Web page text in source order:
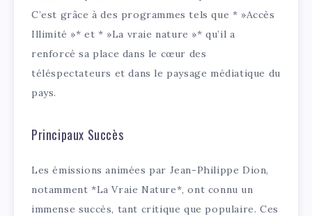
C’est grâce à des programmes tels que * »Accès
Illimité »* et * »La vraie nature »* qu’il a
renforcé sa place dans le cœur des
téléspectateurs et dans le paysage médiatique du
pays.
Principaux Succès
Les émissions animées par Jean-Philippe Dion,
notamment *La Vraie Nature*, ont connu un
immense succès, tant critique que populaire. Ces